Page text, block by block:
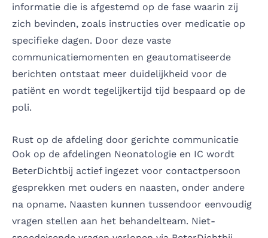
informatie die is afgestemd op de fase waarin zij
zich bevinden, zoals instructies over medicatie op
specifieke dagen. Door deze vaste
communicatiemomenten en geautomatiseerde
berichten ontstaat meer duidelijkheid voor de
patiënt en wordt tegelijkertijd tijd bespaard op de
poli.
Rust op de afdeling door gerichte communicatie
Ook op de afdelingen Neonatologie en IC wordt
BeterDichtbij actief ingezet voor contactpersoon
gesprekken met ouders en naasten, onder andere
na opname. Naasten kunnen tussendoor eenvoudig
vragen stellen aan het behandelteam. Niet-